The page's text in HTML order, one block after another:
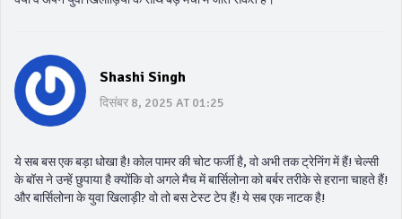
Shashi Singh
दिसंबर 8, 2025 AT 01:25
ये सब बस एक बड़ा धोखा है! कोल पामर की चोट फर्जी है, वो अभी तक ट्रेनिंग में हैं! चेल्सी
के बॉस ने उन्हें छुपाया है क्योंकि वो अगले मैच में बार्सिलोना को बर्बर तरीके से हराना चाहते हैं!
और बार्सिलोना के युवा खिलाड़ी? वो तो बस टेस्ट टेप हैं! ये सब एक नाटक है!